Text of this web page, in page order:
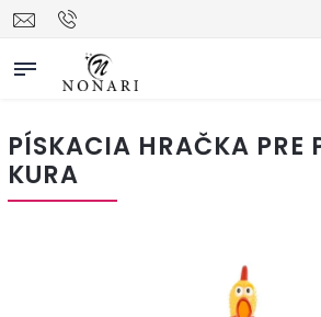
PÍSKACIA HRAČKA PRE
KURA